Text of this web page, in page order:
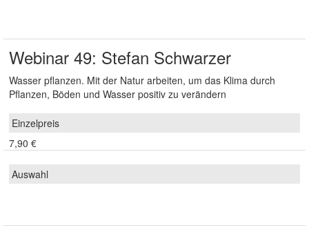
Webinar 49: Stefan Schwarzer
Wasser pflanzen. Mit der Natur arbeiten, um das Klima durch
Pflanzen, Böden und Wasser positiv zu verändern
7,90 €